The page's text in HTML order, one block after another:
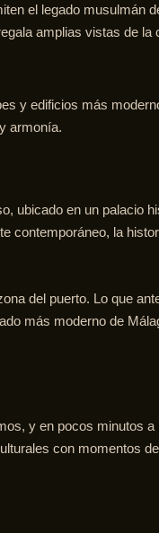
el legado musulmán
amplias vistas de la
y edificios más
armonía.
ubicado en un palacio
contemporáneo, la
del puerto. Lo que
más moderno de
y en pocos minutos a
con momentos